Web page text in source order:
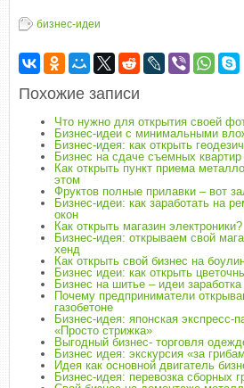
бизнес-идеи
Похожие записи
Что нужно для открытия своей
Бизнес-идеи с минимальными
Бизнес-идея: как открыть
Бизнес на сдаче съемных
Как открыть пункт приема
этом
Фруктов полные прилавки – вот
Бизнес-идеи: как заработать на
окон
Как открыть магазин электроники?
Бизнес-идея: открываем свой
хенд
Как открыть свой бизнес на
Бизнес идеи: как открыть
Бизнес на шитье – идеи
Почему предприниматели
газобетоне
Бизнес-идея: японская экспресс-
«Просто стрижка»
Выгодный бизнес- торговля
Бизнес идея: экскурсия «за
Идея как основной двигатель
Бизнес-идея: перевозка сборных